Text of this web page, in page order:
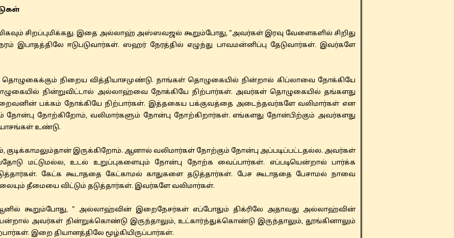
சிறப்புமிக்கது. இதை அல்லாஹ் அஸ்ஸவஜல் கூறும்போது, "அவர்கள் இரவு வேளைகளில் சிறிது
இபாதத்திலே ஈடுபடுவார்கள். ஸஹர் நேரத்தில் எழுந்து பாவமன்னிப்பு தேடுவார்கள். இவர்களே
நிறைய வித்தியாசமுண்டு. நாங்கள் தொழுகையில் நின்றால் கிப்லாவை நோக்கியே
நின்றுவிட்டால் அல்லாஹ்வை நோக்கியே நிற்பார்கள். அவர்கள் தொழுகையில் தங்களது
பக்கம் நோக்கியே நிற்பார்கள். இத்தகைய பக்குவத்தை அடைந்தவர்களே வலிமார்கள் என
நோன்பு நோற்கிறோம், வலிமார்களும் நோன்பு நோற்கிறார்கள். எங்களது நோன்பிற்கும் அவர்களது
உண்டு.
இருக்கிறோம். ஆனால் வலிமார்கள் நோற்கும் நோன்பு அப்படிப்பட்டதல்ல. அவர்கள்
மட்டுமல்ல, உடல் உறுப்புகளையும் நோன்பு நோற்க வைப்பார்கள். எப்படியென்றால் பார்க்க
கேட்க கூடாததை கேட்காமல் காதுகளை தடுத்தார்கள். பேச கூடாததை பேசாமல் நாவை
தீமையை விட்டும் தடுத்தார்கள். இவர்களே வலிமார்கள்.
கூறும்போது, " அல்லாஹ்வின் இறைநேசர்கள் எப்போதும் திக்ரிலே அதாவது அல்லாஹ்வின்
அவர்கள் நின்றுக்கொண்டு இருந்தாலும், உட்கார்ந்துக்கொண்டு இருந்தாலும், தூங்கினாலும்
இறை தியானத்திலே மூழ்கியிருப்பார்கள்.